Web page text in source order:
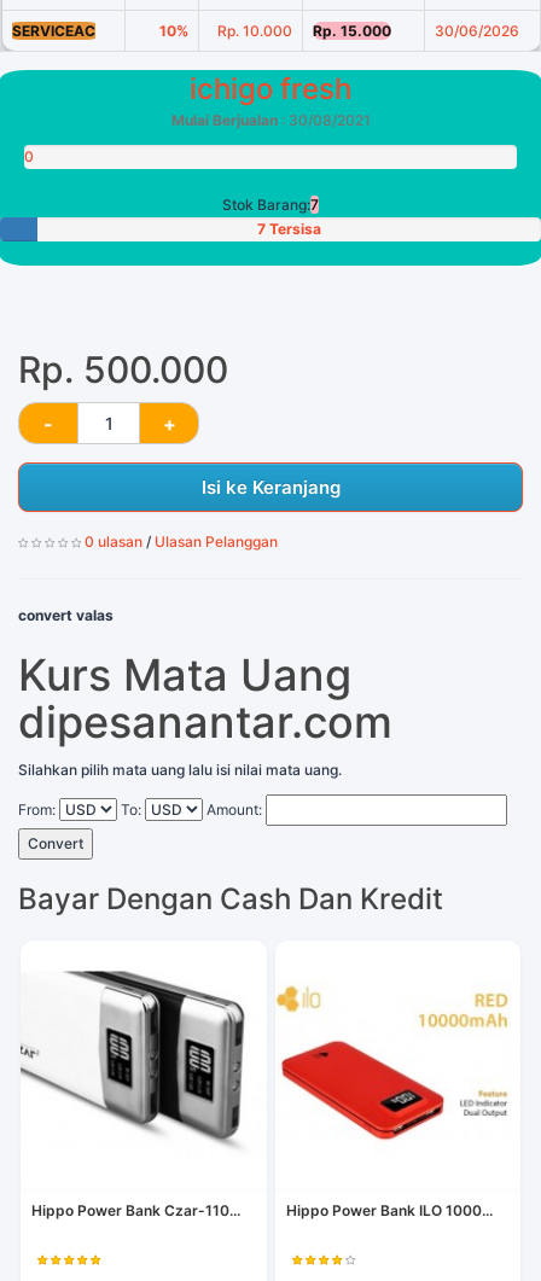
SERVICEAC 10% Rp. 10.000 Rp. 15.000 30/06/2026
ichigo fresh
Mulai Berjualan: 30/08/2021
0
Stok Barang:7
7 Tersisa
Rp. 500.000
Isi ke Keranjang
0 ulasan / Ulasan Pelanggan
convert valas
Kurs Mata Uang
dipesanantar.com
Silahkan pilih mata uang lalu isi nilai mata uang.
From: To:
Amount:
Convert
Bayar Dengan Cash Dan Kredit
Hippo Power Bank Czar-110... Hippo Power Bank ILO 1000...